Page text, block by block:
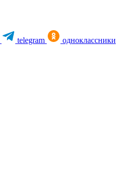
telegram
одноклассники